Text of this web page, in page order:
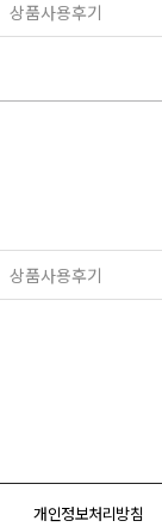
상품사용후기
상품사용후기
개인정보처리방침